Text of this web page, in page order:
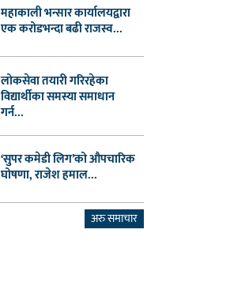
महाकाली भन्सार कार्यालयद्वारा
एक करोडभन्दा बढी राजस्व...
लोकसेवा तयारी गरिरहेका
विद्यार्थीका समस्या समाधान
गर्न...
‘सुपर कमेडी लिग’को औपचारिक
घोषणा, राजेश हमाल...
अरु समाचार